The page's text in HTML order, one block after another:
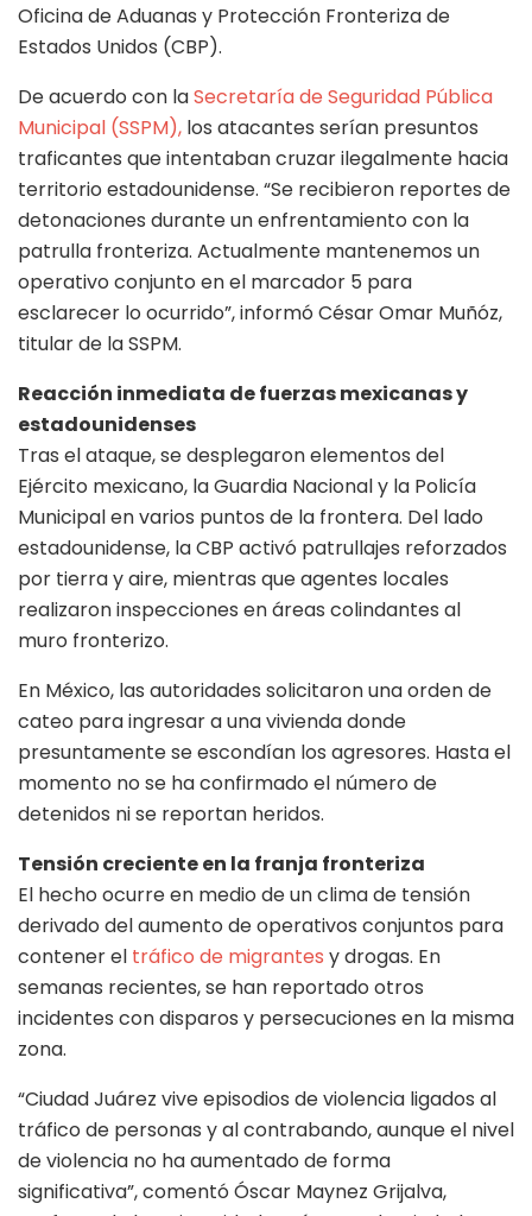
Oficina de Aduanas y Protección Fronteriza de
Estados Unidos (CBP).
De acuerdo con laSecretaría de Seguridad Pública
Municipal (SSPM), los atacantes serían presuntos
traficantes que intentaban cruzar ilegalmente hacia
territorio estadounidense. “Se recibieron reportes de
detonaciones durante un enfrentamiento con la
patrulla fronteriza. Actualmente mantenemos un
operativo conjunto en el marcador 5 para
esclarecer lo ocurrido”, informó César Omar Muñóz,
titular de la SSPM.
Reacción inmediata de fuerzas mexicanas y
estadounidenses
Tras el ataque, se desplegaron elementos del
Ejército mexicano, la Guardia Nacional y la Policía
Municipal en varios puntos de la frontera. Del lado
estadounidense, la CBP activó patrullajes reforzados
por tierra y aire, mientras que agentes locales
realizaron inspecciones en áreas colindantes al
muro fronterizo.
En México, las autoridades solicitaron una orden de
cateo para ingresar a una vivienda donde
presuntamente se escondían los agresores. Hasta el
momento no se ha confirmado el número de
detenidos ni se reportan heridos.
Tensión creciente en la franja fronteriza
El hecho ocurre en medio de un clima de tensión
derivado del aumento de operativos conjuntos para
contener el tráfico de migrantes y drogas. En
semanas recientes, se han reportado otros
incidentes con disparos y persecuciones en la misma
zona.
“Ciudad Juárez vive episodios de violencia ligados al
tráfico de personas y al contrabando, aunque el nivel
de violencia no ha aumentado de forma
significativa”, comentó Óscar Maynez Grijalva,